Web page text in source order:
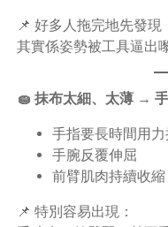
📌 好多人拖完地先發現
其實係姿勢被工具逼出嚟
🧽 抹布太細、太薄 →
手指要長時間用力
手腕反覆伸屈
前臂肌肉持續收縮
📌 特別容易出現：